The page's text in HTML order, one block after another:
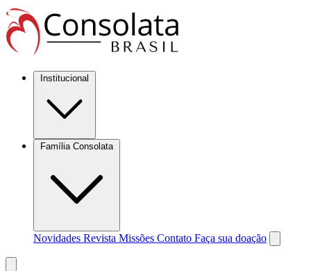
Institucional
Família Consolata
Novidades Revista Missões Contato Faça sua doação